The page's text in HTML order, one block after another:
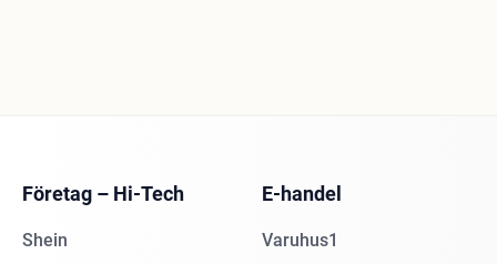
Företag – Hi-Tech
Shein
E-handel
Varuhus1